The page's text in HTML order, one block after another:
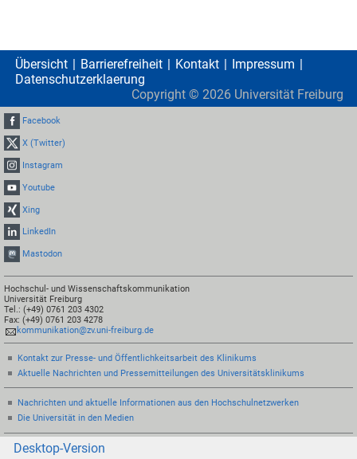
Übersicht Barrierefreiheit Kontakt
Impressum
Datenschutzerklaerung
Copyright © 2026 Universität Freiburg
Facebook
X (Twitter)
Instagram
Youtube
Xing
LinkedIn
Mastodon
Hochschul- und Wissenschaftskommunikation
Universität Freiburg
Tel.: (+49) 0761 203 4302
Fax: (+49) 0761 203 4278
kommunikation@zv.uni-freiburg.de
Kontakt zur Presse- und Öffentlichkeitsarbeit des Klinikums
Aktuelle Nachrichten und Pressemitteilungen des Universitätsklinikums
Nachrichten und aktuelle Informationen aus den Hochschulnetzwerken
Die Universität in den Medien
Desktop-Version